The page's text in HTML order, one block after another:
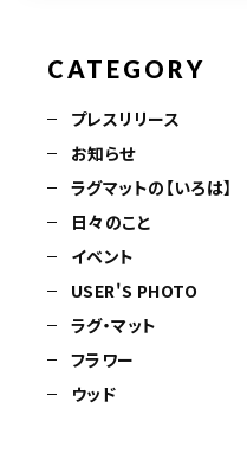
CATEGORY
プレスリリース
お知らせ
ラグマットの【いろは】
日々のこと
イベント
USER'S PHOTO
ラグ・マット
フラワー
ウッド